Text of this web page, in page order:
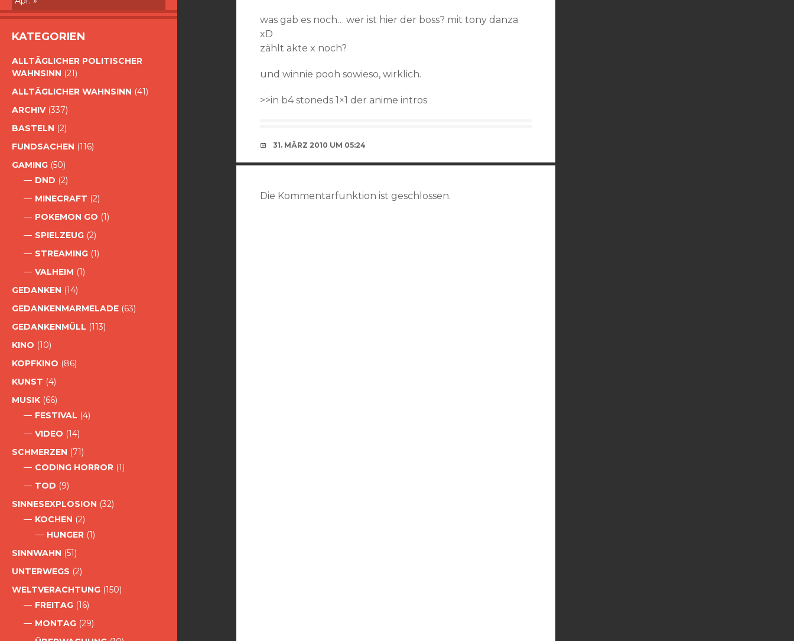
KATEGORIEN
ALLTÄGLICHER POLITISCHER
WAHNSINN (21)
ALLTÄGLICHER WAHNSINN (41)
ARCHIV(337)
BASTELN (2)
FUNDSACHEN (116)
GAMING (50)
DND (2)
MINECRAFT (2)
POKEMON GO (1)
SPIELZEUG (2)
STREAMING (1)
VALHEIM (1)
GEDANKEN (14)
GEDANKENMARMELADE (63)
GEDANKENMÜLL (113)
KINO (10)
KOPFKINO (86)
KUNST (4)
MUSIK (66)
FESTIVAL (4)
VIDEO (14)
SCHMERZEN (71)
CODING HORROR (1)
TOD (9)
SINNESEXPLOSION (32)
KOCHEN (2)
HUNGER (1)
SINNWAHN (51)
UNTERWEGS (2)
WELTVERACHTUNG (150)
FREITAG (16)
MONTAG (29)
was gab es noch… wer ist hier der boss? mit tony danza
xD
zählt akte x noch?
und winnie pooh sowieso, wirklich.
>>in b4 stoneds 1×1 der anime intros
31. MÄRZ 2010 UM 05:24
Die Kommentarfunktion ist geschlossen.